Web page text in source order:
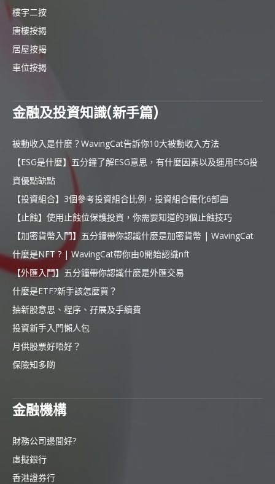
樓宇二按
唐樓按揭
居屋按揭
車位按揭
金融及投資知識(新手篇)
被動收入是什麼？WavingCat告訴你10大被動收入方法
【ESG是什麼】五分鐘了解ESG意思，有什麼因素以及運用ESG投
資優點缺點
【投資組合】3個參考投資組合比例，投資組合優化6部曲
【止蝕】使用止蝕位保護投資，你需要知道的3個止蝕技巧
【加密貨幣入門】五分鐘帶你認識什麼是加密貨幣 | WavingCat
什麼是NFT ? | WavingCat帶你由0開始認識nft
【外匯入門】五分鐘帶你認識什麼是外匯交易
什麼是ETF?新手該怎麼買？
抽新股意思、程序、孖展及手續費
投資新手入門懶人包
月供股票好唔好？
保險知多啲
金融機構
財務公司邊間好?
虛擬銀行
香港證券行